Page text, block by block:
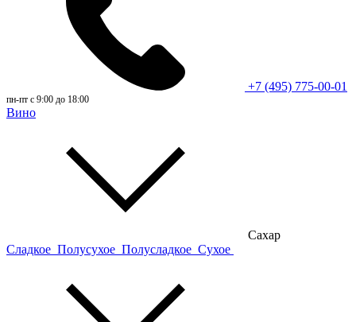
+7 (495) 775-00-01
пн-пт с 9:00 до 18:00
Вино
Сахар
Сладкое Полусухое Полусладкое Сухое